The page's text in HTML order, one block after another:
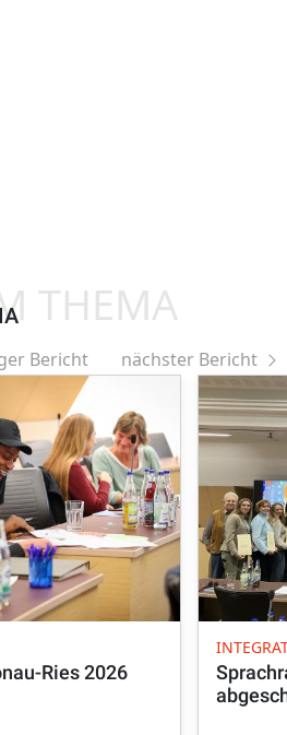
THEMA
Bericht nächster Bericht
Ries 2026